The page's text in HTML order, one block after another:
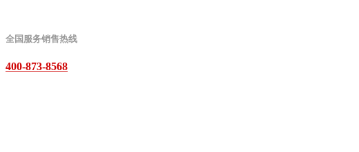
全国服务销售热线
400-873-8568